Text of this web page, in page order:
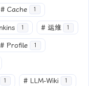
# Cache 1
1 # 运维 1
# Profile 1
1 # LLM-Wiki 1